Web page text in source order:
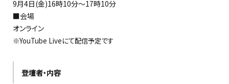
9月4日(金)16時10分〜17時10分
■会場
オンライン
※YouTube Liveにて配信予定です
登壇者・内容